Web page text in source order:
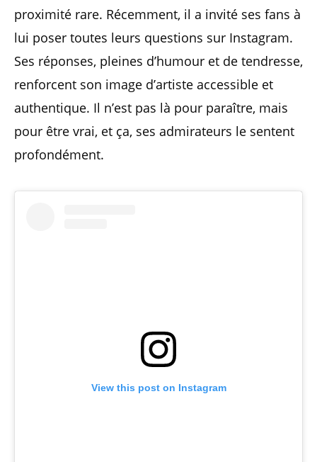
proximité rare. Récemment, il a invité ses fans à
lui poser toutes leurs questions sur Instagram.
Ses réponses, pleines d’humour et de tendresse,
renforcent son image d’artiste accessible et
authentique. Il n’est pas là pour paraître, mais
pour être vrai, et ça, ses admirateurs le sentent
profondément.
View this post on Instagram